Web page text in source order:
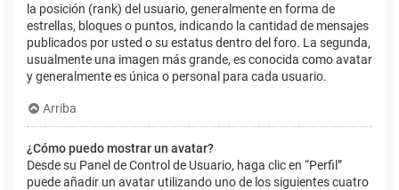
la posición (rank) del usuario, generalmente en forma de
estrellas, bloques o puntos, indicando la cantidad de mensajes
publicados por usted o su estatus dentro del foro. La segunda,
usualmente una imagen más grande, es conocida como avatar
y generalmente es única o personal para cada usuario.
Arriba
¿Cómo puedo mostrar un avatar?
Desde su Panel de Control de Usuario, haga clic en “Perfil”
puede añadir un avatar utilizando uno de los siguientes cuatro